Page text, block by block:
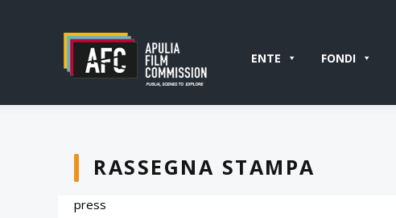
ENTE FONDI
RASSEGNA STAMPA
press